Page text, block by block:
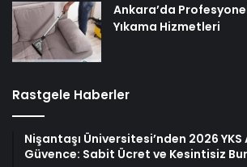
Ankara’da
Yıkama Hizmetleri
Rastgele Haberler
Nişantaşı Üniversitesi’nden 2026
Güvence: Sabit Ücret ve Kesintisiz